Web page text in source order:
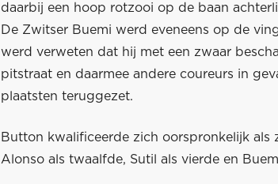
daarbij een hoop rotzooi op de baan
De Zwitser Buemi werd eveneens op de
werd verweten dat hij met een zwaar
pitstraat en daarmee andere coureurs in
plaatsten teruggezet.
Button kwalificeerde zich oorspronkelijk als
Alonso als twaalfde, Sutil als vierde en